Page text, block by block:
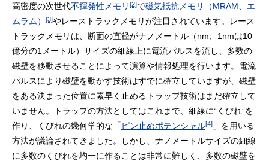
高密度の次世代不揮発性メモリ [2]で磁気抵抗メモリ（MRAM、エ
ムラム）
[3]やレーストラックメモリが注目されています。レース
トラックメモリは、断面の直径がナノメートル（nm、1nmは10
億分の1メートル）サイズの細線上に電流パルスを流し、多数の
磁壁を移動させることによって演算や情報処理を行います。電流
パルスにより磁壁を動かす技術はすでに確立していますが、磁壁
をある決まった位置に素早く止めるトラップ技術はまだ確立して
いません。トラップの方法としてはこれまで、細線に“くびれ”を
作り、くびれの幾何学的な「 ピン止めポテンシャル[4] 」を用いる
方法が議論されてきました。しかし、ナノメートルサイズの細線
に多数のくびれを均一に作ることは非常に難しく、多数の磁壁を